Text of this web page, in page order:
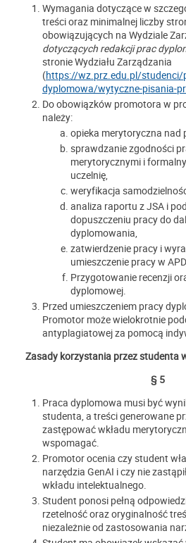
Wymagania dotyczące w
treści oraz minimalnej liczby
obowiązujących na Wydziale
dotyczących redakcji prac
stronie Wydziału Zarządzania
(https://wz.prz.edu.pl/studenci/
dyplomowa/wytyczne-pisania-
Do obowiązków promotora w
należy:
opieka merytoryczna nad
sprawdzanie zgodności
merytorycznymi i
uczelnię,
weryfikacja
analiza raportu z JSA i
dopuszczeniu pracy do
dyplomowania,
zatwierdzenie pracy i
umieszczenie pracy w APD,
Przygotowanie recenzji
dyplomowej.
Przed umieszczeniem pracy
Promotor może wielokrotnie
antyplagiatowej za pomocą
Zasady korzystania przez studenta
§ 5
Praca dyplomowa musi być
studenta, a treści generowane
zastępować wkładu
wspomagać.
Promotor ocenia czy student
narzędzia GenAI i czy nie
wkładu intelektualnego.
Student ponosi pełną
rzetelność oraz oryginalność
niezależnie od zastosowania